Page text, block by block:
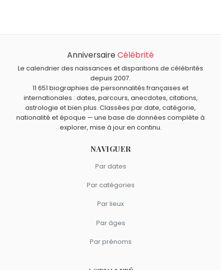
AnniversaireCélébrité
Le calendrier des naissances et disparitions de célébrités
depuis 2007.
11 651 biographies de personnalités françaises et
internationales : dates, parcours, anecdotes, citations,
astrologie et bien plus. Classées par date, catégorie,
nationalité et époque — une base de données complète à
explorer, mise à jour en continu.
NAVIGUER
Par dates
Par catégories
Par lieux
Par âges
Par prénoms